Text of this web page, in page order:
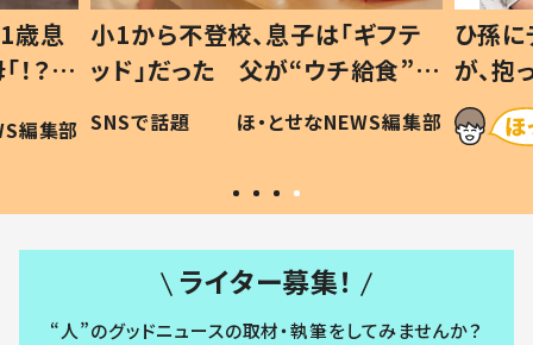
歳息
？」
編集部
小1から不登校、息子は「ギフテ
ッド」だった 父が“ウチ給食”を
作り続ける理由とは #令和の親
#令和の子
SNSで話題 ほ・とせなNEWS編集部
ひ孫
が、
「涙が
い」
ライター募集！
“人”のグッドニュースの取材・執筆をしてみませんか？